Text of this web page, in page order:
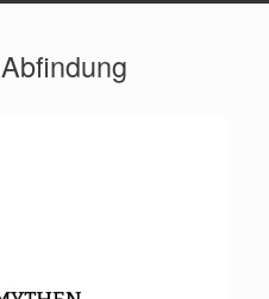
Abfindung